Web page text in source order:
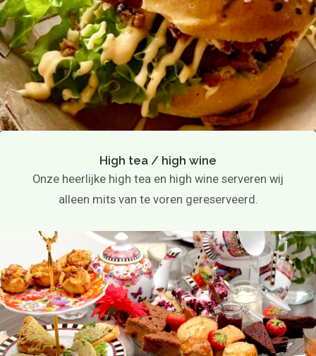
High tea / high wine
Onze heerlijke high tea en high wine serveren wij
alleen mits van te voren gereserveerd.